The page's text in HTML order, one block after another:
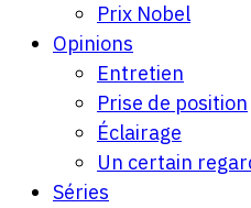
Prix Nobel
Opinions
Entretien
Prise de position
Éclairage
Un certain
Séries